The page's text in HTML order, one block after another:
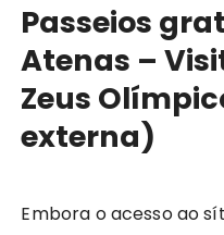
Passeios
Atenas –
Zeus
externa)
Embora o acesso ao